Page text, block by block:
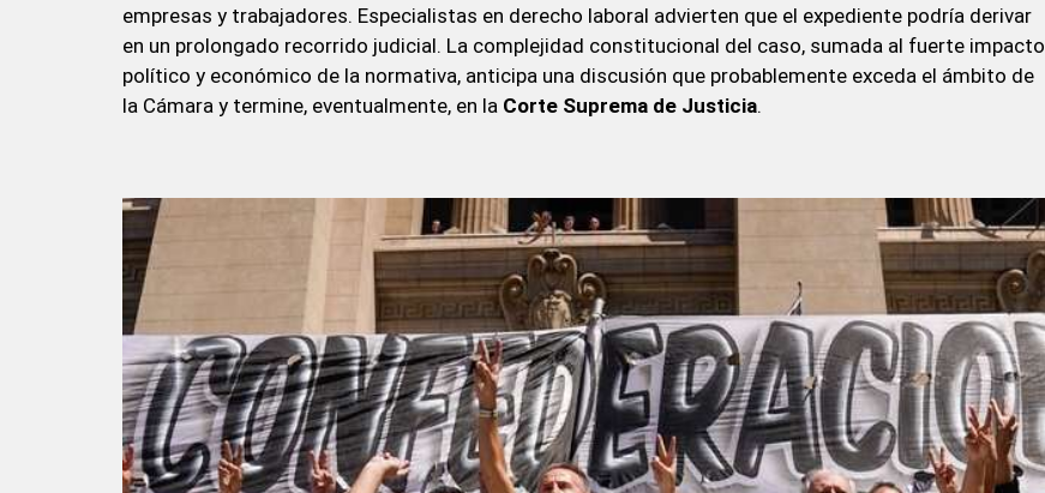
empresas y trabajadores. Especialistas en derecho laboral advierten que el expediente podría derivar
en un prolongado recorrido judicial. La complejidad constitucional del caso, sumada al fuerte impacto
político y económico de la normativa, anticipa una discusión que probablemente exceda el ámbito de
la Cámara y termine, eventualmente, en la Corte Suprema de Justicia.